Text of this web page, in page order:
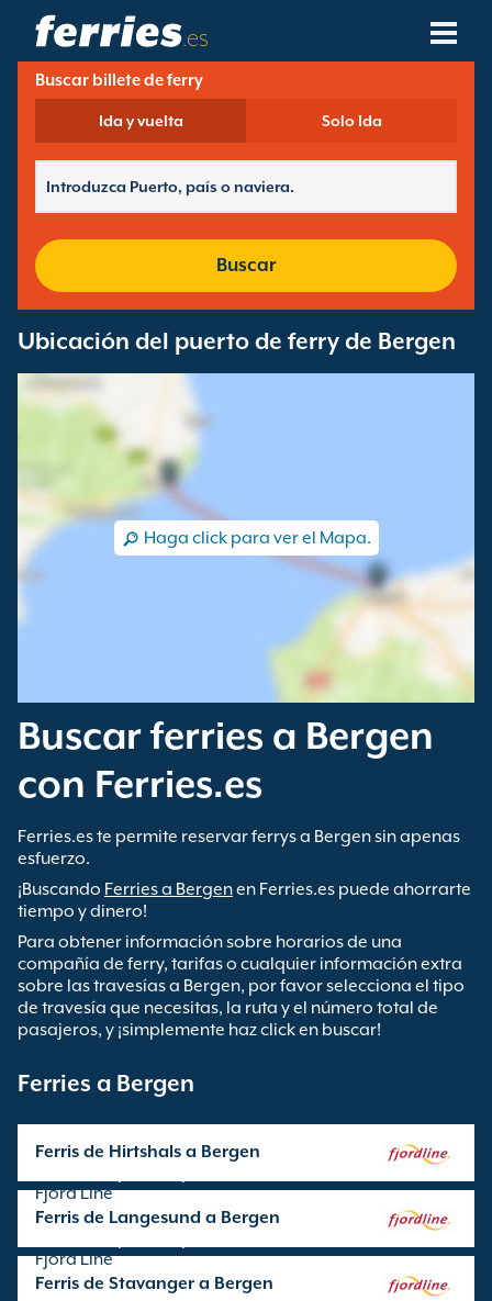
.es
Compañías Navieras
Destinos De Ferries
Puertos De Ferry
Buscar billete de ferry
Ida y vuelta Solo Ida
Buscar
Ubicación del puerto de ferry de Bergen
Haga click para ver el Mapa.
Buscar ferries a Bergen
con Ferries.es
Ferries.es te permite reservar ferrys a Bergen sin apenas
esfuerzo.
¡Buscando Ferries a Bergenen Ferries.es puede ahorrarte
tiempo y dinero!
Para obtener información sobre horarios de una
compañía de ferry, tarifas o cualquier información extra
sobre las travesías a Bergen, por favor selecciona el tipo
de travesía que necesitas, la ruta y el número total de
pasajeros, y ¡simplemente haz click en buscar!
Ferries a Bergen
Ferris de Hirtshals a Bergen
Fjord Line
Ferris de Langesund a Bergen
Fjord Line
Ferris de Stavanger a Bergen